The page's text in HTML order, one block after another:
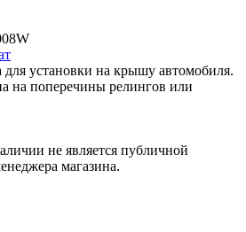
для установки на крышу автомобиля.
на поперечины релингов или
не является публичной
магазина.